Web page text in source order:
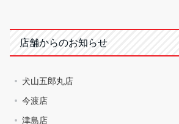
店舗からのお知らせ
犬山五郎丸店
今渡店
津島店